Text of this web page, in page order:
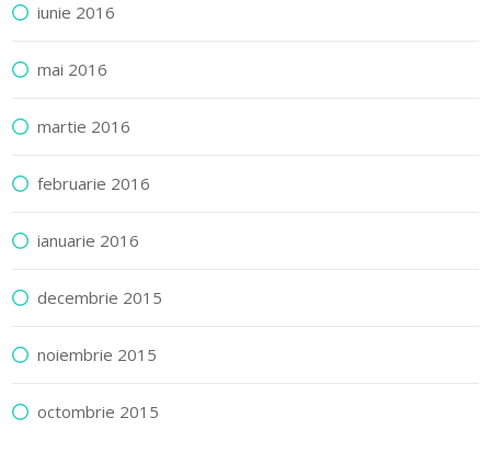
iunie 2016
mai 2016
martie 2016
februarie 2016
ianuarie 2016
decembrie 2015
noiembrie 2015
octombrie 2015